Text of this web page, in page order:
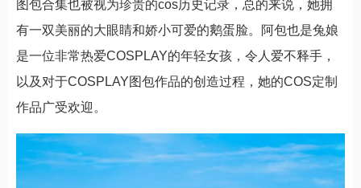
图包合集也被视为珍贵的cos历史记录，总的来说，她拥
有一双美丽的大眼睛和娇小可爱的鹅蛋脸。阿包也是兔娘
是一位非常热爱COSPLAY的年轻女孩，令人爱不释手，
以及对于COSPLAY图包作品的创造过程，她的COS定制
作品广受欢迎。